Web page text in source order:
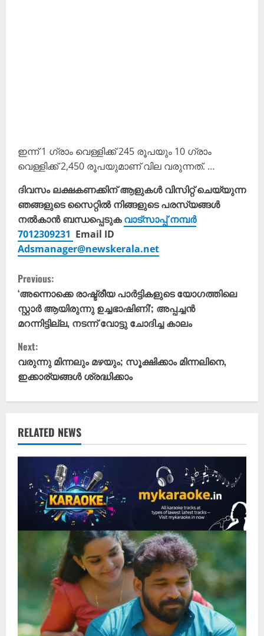
ഇന്ന് 1 ഗ്രാം വെള്ളിക്ക് 245 രൂപയും 10 ഗ്രാം
വെള്ളിക്ക് 2,450 രൂപയുമാണ് വില വരുന്നത്. …
ദിവസം ലക്ഷകണക്കിന് ആളുകൾ വിസിറ്റ് ചെയ്യുന്ന
ഞങ്ങളുടെ സൈറ്റിൽ നിങ്ങളുടെ പരസ്യങ്ങൾ
നൽകാൻ ബന്ധപ്പെടുകവാട്സാപ്പ് നമ്പർ
7012309231 Email ID
Adsmanager@newskerala.net
C
o
n
t
i
n
u
e
d
i
n
g
Previous:
‘അന്നൊക്കെ രാഷ്ട്രീയ പാർട്ടികളുടെ യോഗത്തിലെ
സ്റ്റാർ ആയിരുന്നു ഉച്ചഭാഷിണി’; അപ്പച്ചൻ
മറന്നിട്ടില്ല, നടന്ന് വോട്ടു ചോദിച്ച കാലം
Next:
വരുന്നു മിന്നലും മഴയും; സൂക്ഷിക്കാം മിന്നലിനെ,
ഇക്കാര്യങ്ങൾ ശ്രദ്ധിക്കാം
RELATED NEWS